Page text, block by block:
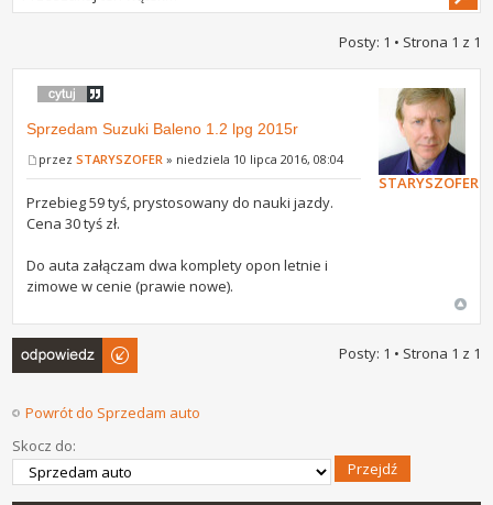
Posty: 1 • Strona 1 z 1
Sprzedam Suzuki Baleno 1.2 lpg 2015r
przezSTARYSZOFER » niedziela 10 lipca 2016, 08:04
Przebieg 59 tyś, prystosowany do nauki jazdy.
Cena 30 tyś zł.
Do auta załączam dwa komplety opon letnie i
zimowe w cenie (prawie nowe).
STARYSZOFER
Odpowiedz
Posty: 1 • Strona 1 z 1
Powrót do Sprzedam auto
Skocz do: